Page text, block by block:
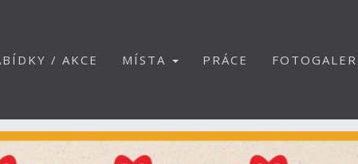
/ AKCE MÍSTA PRÁCE